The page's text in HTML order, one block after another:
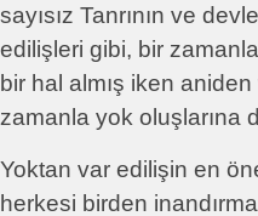
sayısız Tanrının ve
edilişleri gibi, bir
bir hal almış iken
zamanla yok oluşlarına
Yoktan var edilişin en
herkesi birden